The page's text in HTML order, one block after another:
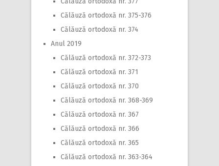
Călăuză ortodoxă nr. 375-376
Călăuză ortodoxă nr. 374
Anul 2019
Călăuză ortodoxă nr. 372-373
Călăuză ortodoxă nr. 371
Călăuză ortodoxă nr. 370
Călăuză ortodoxă nr. 368-369
Călăuză ortodoxă nr. 367
Călăuză ortodoxă nr. 366
Călăuză ortodoxă nr. 365
Călăuză ortodoxă nr. 363-364